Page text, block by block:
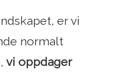
er vi
normalt
vi oppdager